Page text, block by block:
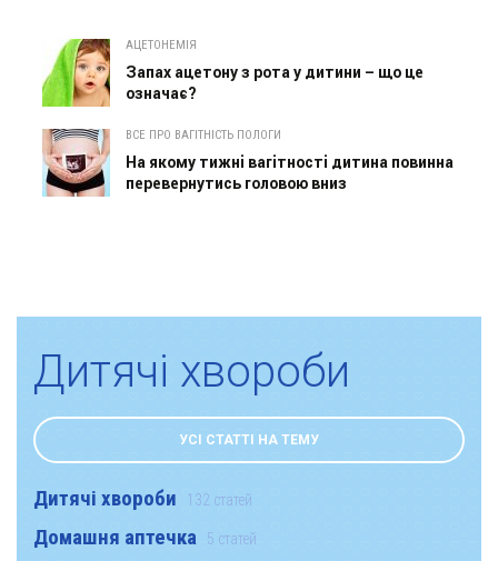
АЦЕТОНЕМІЯ
Запах ацетону з рота у дитини – що це
означає?
ВСЕ ПРО ВАГІТНІСТЬ ПОЛОГИ
На якому тижні вагітності дитина повинна
перевернутись головою вниз
Дитячі хвороби
УСІ СТАТТІ НА ТЕМУ
Дитячі хвороби 132 статей
Домашня аптечка 5 статей